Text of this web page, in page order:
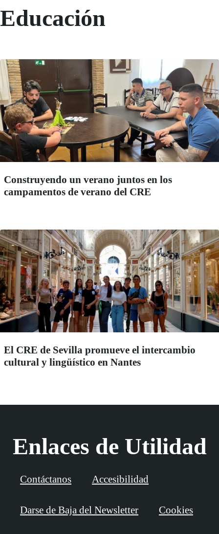
Educación
Construyendo un verano juntos en los
campamentos de verano del CRE
El CRE de Sevilla promueve el intercambio
cultural y lingüístico en Nantes
Enlaces de Utilidad
Contáctanos Accesibilidad
Darse de Baja del Newsletter Cookies